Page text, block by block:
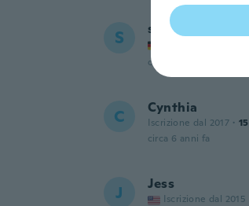
S sylvana
circa 5 anni fa
C Cynthia
Iscrizione dal 2017 · 15
circa 6 anni fa
J Jess
Iscrizione dal 2015